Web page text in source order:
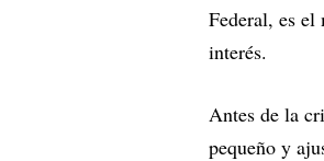
Federal, es
interés.
Antes de la
pequeño y